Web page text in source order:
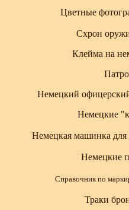
Цветные
Схрон
Клейма на
Немецкий
Немецкие
Немецкая машинка для
Немецкие
Справочник по
Траки